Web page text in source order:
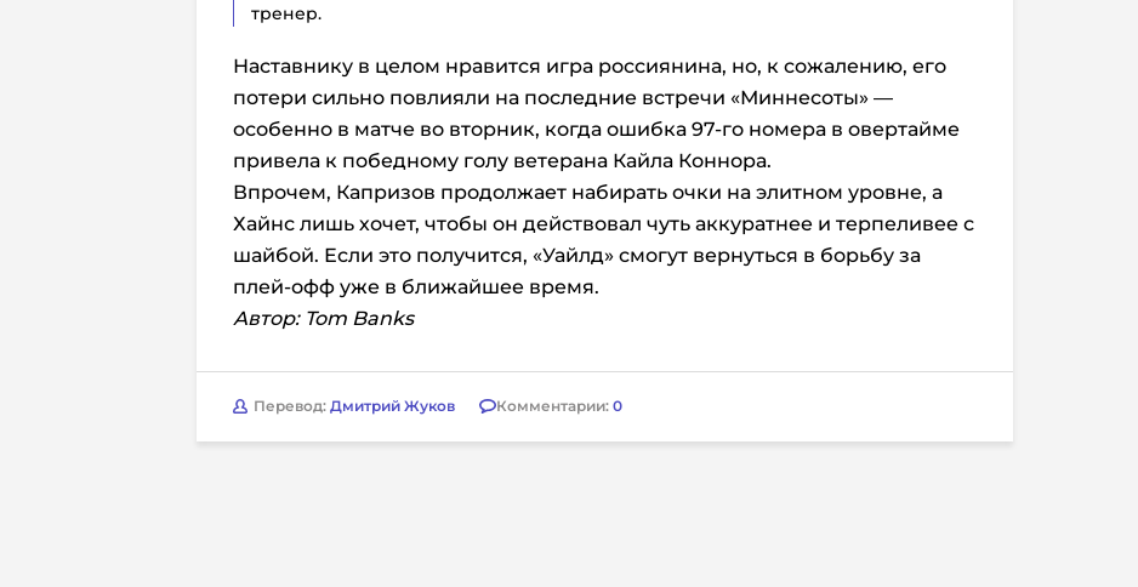
тренер.
Наставнику в целом нравится игра россиянина, но, к сожалению, его
потери сильно повлияли на последние встречи «Миннесоты» —
особенно в матче во вторник, когда ошибка 97-го номера в овертайме
привела к победному голу ветерана Кайла Коннора.
Впрочем, Капризов продолжает набирать очки на элитном уровне, а
Хайнс лишь хочет, чтобы он действовал чуть аккуратнее и терпеливее с
шайбой. Если это получится, «Уайлд» смогут вернуться в борьбу за
плей-офф уже в ближайшее время.
Автор: Tom Banks
Перевод: Дмитрий Жуков Комментарии: 0